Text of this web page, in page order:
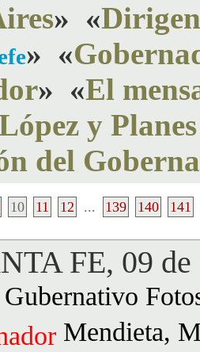
» «
» «
» «El
y
del
10 11 12 ... 139 140 141
FE, 09
Mendieta,